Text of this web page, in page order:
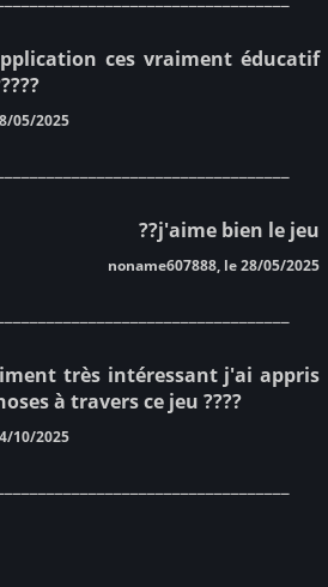
ces vraiment éducatif
05/2025
??j'aime bien le jeu
noname607888, le 28/05/2025
très intéressant j'ai appris
à travers ce jeu ????
10/2025